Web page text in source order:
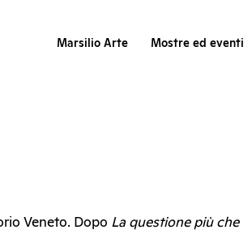
Marsilio Arte Mostre ed eventi
Veneto. Dopo La questione più che